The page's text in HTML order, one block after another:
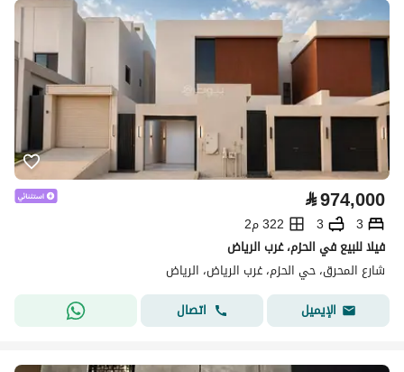
⃁974,000
3
3
322 م2
فيلا للبيع في الحزم، غرب الرياض
شارع المحرق، حي الحزم، غرب الرياض، الرياض
الإيميل
اتصال